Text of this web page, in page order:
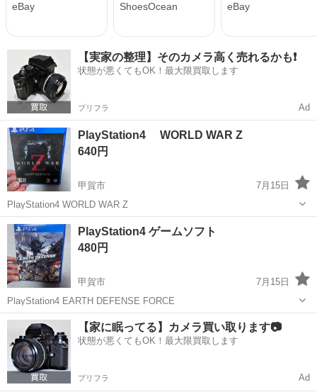
【実家の整理】そのカメラ高く売れるかも❗️
状態が悪くてもOK！最大限買取します
プリフラ Ad
PlayStation4 WORLD WAR Z
640円
甲賀市
7月15日
PlayStation4 WORLD WAR Z
滋賀 甲賀市 PlayStation4
PlayStation4 ゲームソフト
480円
甲賀市
7月15日
PlayStation4 EARTH DEFENSE FORCE
滋賀 甲賀市 テレビゲーム PlayStation4
【家に眠ってる】カメラ買い取ります📷
状態が悪くてもOK！最大限買取します
プリフラ Ad